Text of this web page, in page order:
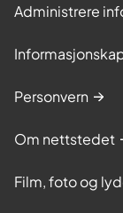
Administrere
Personvern
Om nettstedet
Film, foto og